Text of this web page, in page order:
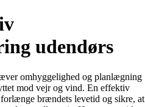
udendørs
omhyggelighed og planlægning
mod vejr og vind. En effektiv
brændets levetid og sikre, at